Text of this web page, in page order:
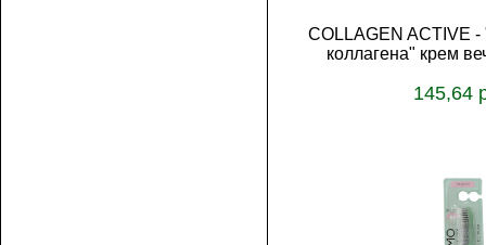
COLLAGEN ACTIVE -
коллагена" крем
145,64